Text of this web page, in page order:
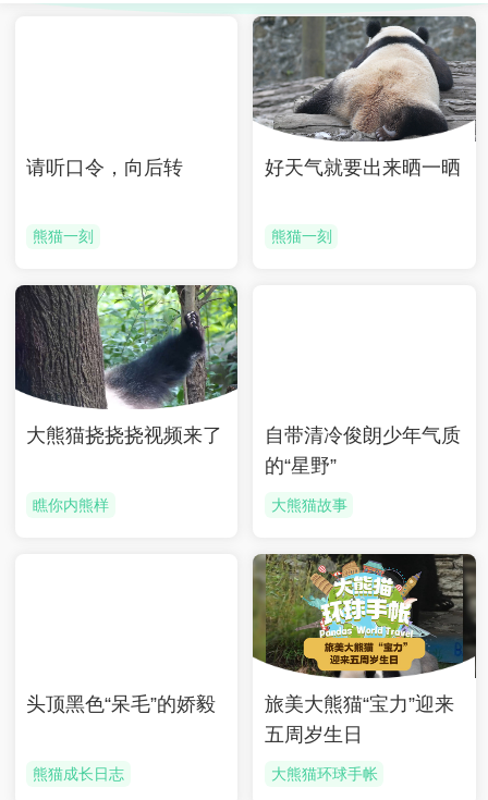
请听口令，向后转
熊猫一刻
好天气就要出来晒一晒
熊猫一刻
大熊猫挠挠挠视频来了
瞧你内熊样
自带清冷俊朗少年气质
的“星野”
大熊猫故事
头顶黑色“呆毛”的娇毅
熊猫成长日志
旅美大熊猫“宝力”迎来
五周岁生日
大熊猫环球手帐